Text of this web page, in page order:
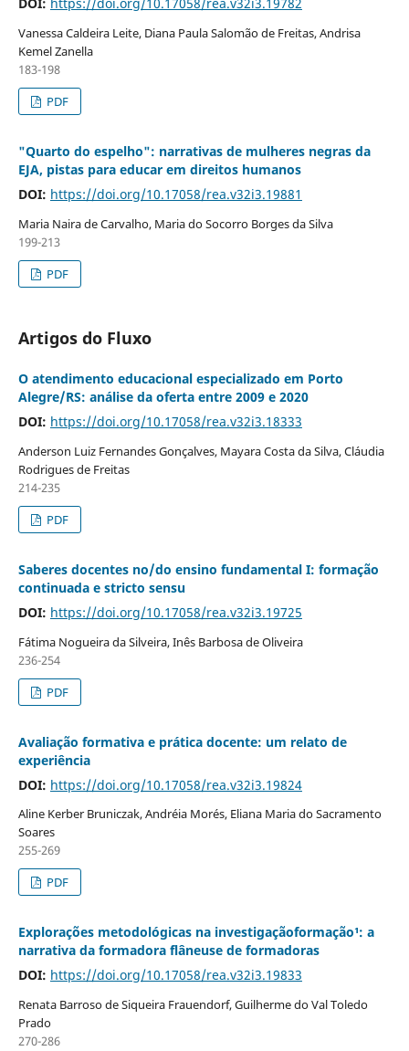
Vanessa Caldeira Leite, Diana Paula Salomão de Freitas, Andrisa
Kemel Zanella
183-198
PDF
"Quarto do espelho": narrativas de mulheres negras da
EJA, pistas para educar em direitos humanos
DOI: https://doi.org/10.17058/rea.v32i3.19881
Maria Naira de Carvalho, Maria do Socorro Borges da Silva
199-213
PDF
Artigos do Fluxo
O atendimento educacional especializado em Porto
Alegre/RS: análise da oferta entre 2009 e 2020
DOI: https://doi.org/10.17058/rea.v32i3.18333
Anderson Luiz Fernandes Gonçalves, Mayara Costa da Silva, Cláudia
Rodrigues de Freitas
214-235
PDF
Saberes docentes no/do ensino fundamental I: formação
continuada e stricto sensu
DOI: https://doi.org/10.17058/rea.v32i3.19725
Fátima Nogueira da Silveira, Inês Barbosa de Oliveira
236-254
PDF
Avaliação formativa e prática docente: um relato de
experiência
DOI: https://doi.org/10.17058/rea.v32i3.19824
Aline Kerber Bruniczak, Andréia Morés, Eliana Maria do Sacramento
Soares
255-269
PDF
Explorações metodológicas na investigaçãoformação¹: a
narrativa da formadora flâneuse de formadoras
DOI: https://doi.org/10.17058/rea.v32i3.19833
Renata Barroso de Siqueira Frauendorf, Guilherme do Val Toledo
Prado
270-286